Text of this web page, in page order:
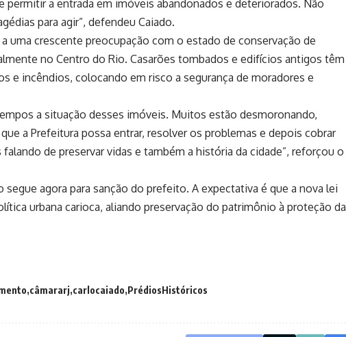
permitir a entrada em imóveis abandonados e deteriorados. Não
para agir”, defendeu Caiado.
uma crescente preocupação com o estado de conservação de
no Centro do Rio. Casarões tombados e edifícios antigos têm
e incêndios, colocando em risco a segurança de moradores e
a situação desses imóveis. Muitos estão desmoronando,
a Prefeitura possa entrar, resolver os problemas e depois cobrar
de preservar vidas e também a história da cidade”, reforçou o
segue agora para sanção do prefeito. A expectativa é que a nova lei
urbana carioca, aliando preservação do patrimônio à proteção da
câmararj carlocaiado PrédiosHistóricos